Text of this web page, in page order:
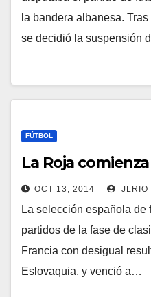
la bandera albanesa.
se decidió la suspensión
FÚTBOL
La Roja
OCT 13, 2014 JLRIO
La selección española de
partidos de la fase de
Francia con desigual
Eslovaquia, y venció a…